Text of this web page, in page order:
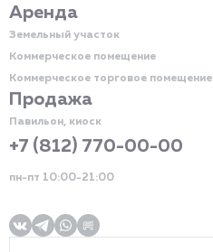
Аренда
Земельный участок
Коммерческое помещение
Коммерческое торговое помещение
Продажа
Павильон, киоск
+7 (812) 770-00-00
пн-пт 10:00-21:00